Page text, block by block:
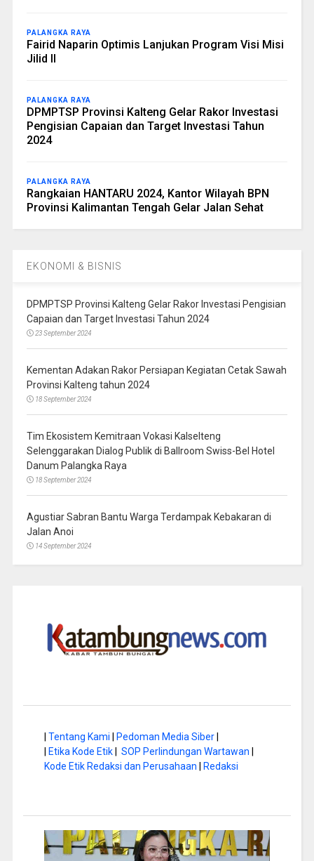
PALANGKA RAYA
Fairid Naparin Optimis Lanjukan Program Visi Misi
Jilid II
PALANGKA RAYA
DPMPTSP Provinsi Kalteng Gelar Rakor Investasi
Pengisian Capaian dan Target Investasi Tahun
2024
PALANGKA RAYA
Rangkaian HANTARU 2024, Kantor Wilayah BPN
Provinsi Kalimantan Tengah Gelar Jalan Sehat
EKONOMI & BISNIS
DPMPTSP Provinsi Kalteng Gelar Rakor Investasi Pengisian
Capaian dan Target Investasi Tahun 2024
23 September 2024
Kementan Adakan Rakor Persiapan Kegiatan Cetak Sawah
Provinsi Kalteng tahun 2024
18 September 2024
Tim Ekosistem Kemitraan Vokasi Kalselteng
Selenggarakan Dialog Publik di Ballroom Swiss-Bel Hotel
Danum Palangka Raya
18 September 2024
Agustiar Sabran Bantu Warga Terdampak Kebakaran di
Jalan Anoi
14 September 2024
Tentang Kami Pedoman Media Siber|
Etika Kode Etik| SOP Perlindungan Wartawan
Kode Etik Redaksi dan Perusahaan
Redaksi